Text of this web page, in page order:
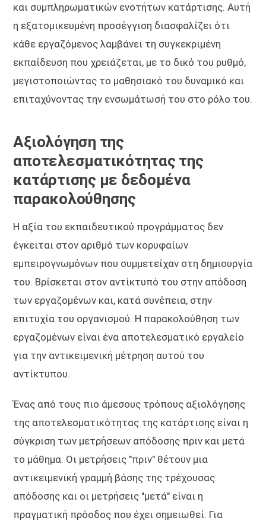
και συμπληρωματικών ενοτήτων κατάρτισης. Αυτή
η εξατομικευμένη προσέγγιση διασφαλίζει ότι
κάθε εργαζόμενος λαμβάνει τη συγκεκριμένη
εκπαίδευση που χρειάζεται, με το δικό του ρυθμό,
μεγιστοποιώντας το μαθησιακό του δυναμικό και
επιταχύνοντας την ενσωμάτωσή του στο ρόλο του.
Αξιολόγηση της
αποτελεσματικότητας της
κατάρτισης με δεδομένα
παρακολούθησης
Η αξία του εκπαιδευτικού προγράμματος δεν
έγκειται στον αριθμό των κορυφαίων
εμπειρογνωμόνων που συμμετείχαν στη δημιουργία
του. Βρίσκεται στον αντίκτυπό του στην απόδοση
των εργαζομένων και, κατά συνέπεια, στην
επιτυχία του οργανισμού. Η παρακολούθηση των
εργαζομένων είναι ένα αποτελεσματικό εργαλείο
για την αντικειμενική μέτρηση αυτού του
αντίκτυπου.
Ένας από τους πιο άμεσους τρόπους αξιολόγησης
της αποτελεσματικότητας της κατάρτισης είναι η
σύγκριση των μετρήσεων απόδοσης πριν και μετά
το μάθημα. Οι μετρήσεις "πριν" θέτουν μια
αντικειμενική γραμμή βάσης της τρέχουσας
απόδοσης και οι μετρήσεις "μετά" είναι η
πραγματική πρόοδος που έχει σημειωθεί. Για